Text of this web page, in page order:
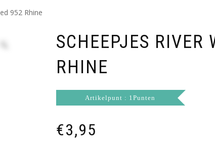
952 Rhine
SCHEEPJES RIVER
RHINE
Artikelpunt : 1Punten
€3,95